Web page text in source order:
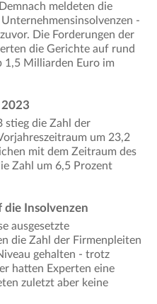
meldeten die
-
Die Forderungen der
die Gerichte auf rund
1,5 Milliarden Euro im
stieg die Zahl der
um 23,2
mit dem Zeitraum des
Zahl um 6,5 Prozent
die Insolvenzen
ausgesetzte
die Zahl der Firmenpleiten
gehalten - trotz
hatten Experten eine
zuletzt aber keine